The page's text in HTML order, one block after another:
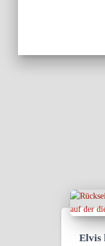
Elvis